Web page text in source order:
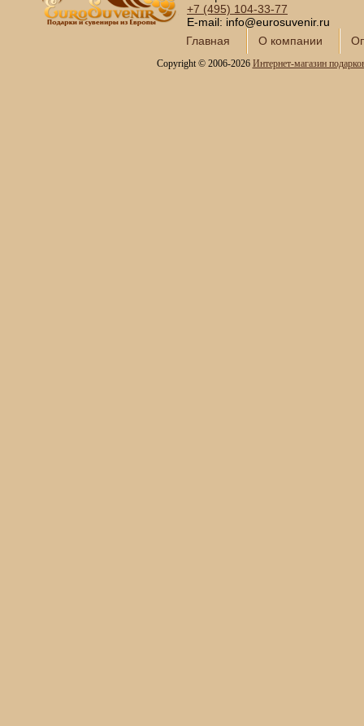
+7 (495) 104-33-77
E-mail: info@eurosuvenir.ru
Главная
О компании
Copyright © 2006-2026 Интернет-магазин